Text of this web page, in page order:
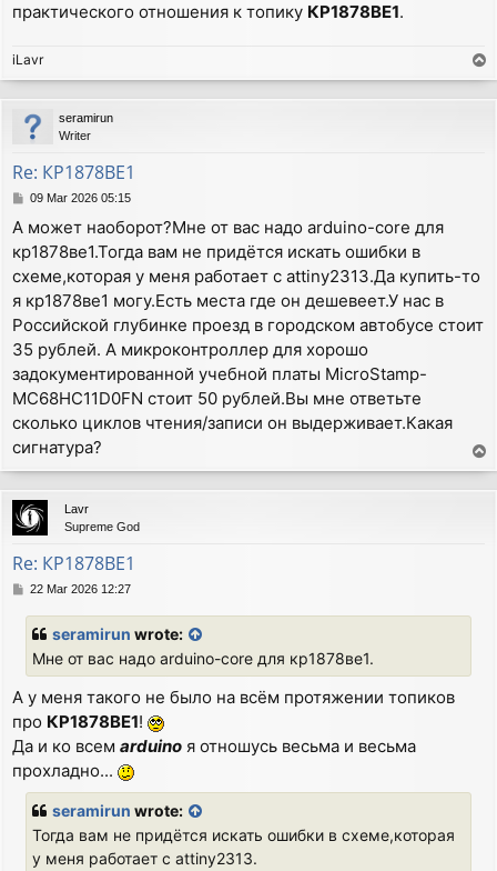
практического отношения к топику КР1878ВЕ1.
iLavr
o
p
seramirun
Writer
Re: КР1878ВЕ1
P
s
t
09 Mar 2026 05:15
А может наоборот?Мне от вас надо arduino-core для
кр1878ве1.Тогда вам не придётся искать ошибки в
схеме,которая у меня работает с attiny2313.Да купить-то
я кр1878ве1 могу.Есть места где он дешевеет.У нас в
Российской глубинке проезд в городском автобусе стоит
35 рублей. А микроконтроллер для хорошо
задокументированной учебной платы MicroStamp-
MC68HC11D0FN стоит 50 рублей.Вы мне ответьте
сколько циклов чтения/записи он выдерживает.Какая
сигнатура?
o
p
Lavr
Supreme God
Re: КР1878ВЕ1
P22 Mar 2026 12:27
seramirun wrote:
Мне от вас надо arduino-core для кр1878ве1.
А у меня такого не было на всём протяжении топиков
про КР1878ВЕ1!
Да и ко всем arduino я отношусь весьма и весьма
прохладно...
seramirun wrote:
Тогда вам не придётся искать ошибки в схеме,которая
у меня работает с attiny2313.